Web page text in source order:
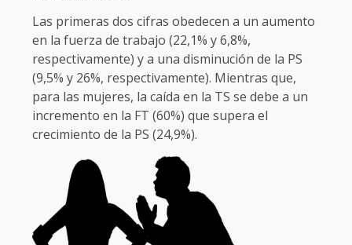
Las primeras dos cifras obedecen a un aumento
en la fuerza de trabajo (22,1% y 6,8%,
respectivamente) y a una disminución de la PS
(9,5% y 26%, respectivamente). Mientras que,
para las mujeres, la caída en la TS se debe a un
incremento en la FT (60%) que supera el
crecimiento de la PS (24,9%).